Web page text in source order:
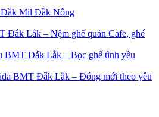
Đắk Mil Đắk Nông
Đắk Lắk – Nệm ghế quán Cafe, ghế
BMT Đắk Lắk – Bọc ghế tình yêu
BMT Đắk Lắk – Đóng mới theo yêu